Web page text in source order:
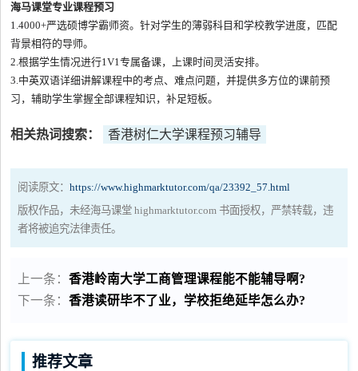
海马课堂专业课程预习
1.4000+严选硕博学霸师资。针对学生的薄弱科目和学校教学进度，匹配
背景相符的导师。
2.根据学生情况进行1V1专属备课，上课时间灵活安排。
3.中英双语详细讲解课程中的考点、难点问题，并提供多方位的课前预
习，辅助学生掌握全部课程知识，补足短板。
相关热词搜索： 香港树仁大学课程预习辅导
阅读原文：https://www.highmarktutor.com/qa/23392_57.html
版权作品，未经海马课堂 highmarktutor.com 书面授权，严禁转载，违
者将被追究法律责任。
上一条：香港岭南大学工商管理课程能不能辅导啊?
下一条：香港读研毕不了业，学校拒绝延毕怎么办?
推荐文章